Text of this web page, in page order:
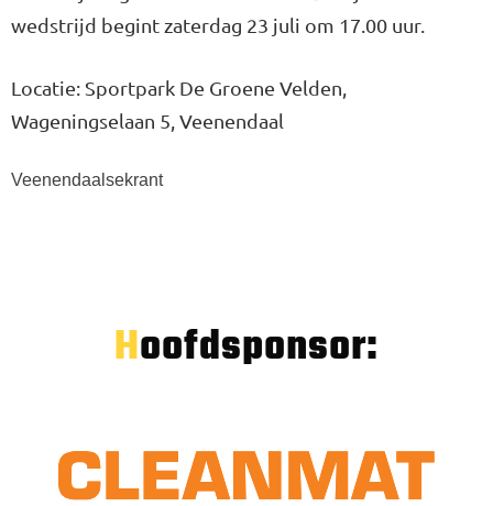
wedstrijd begint zaterdag 23 juli om 17.00 uur.
Locatie: Sportpark De Groene Velden,
Wageningselaan 5, Veenendaal
Veenendaalsekrant
Hoofdsponsor: